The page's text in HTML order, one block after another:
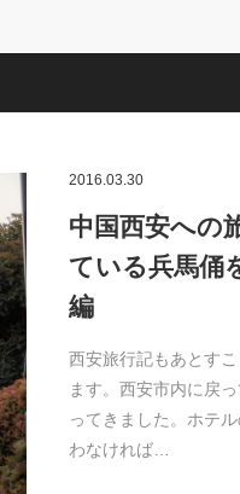
2016.03.30
中国西安への
ている兵馬俑
編
西安旅行記もあとす
ます。西安市内に戻
ってきました。ホテ
わなければ…